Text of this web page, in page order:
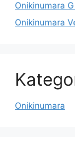
Onikinumara
Onikinumara
Onikinumara